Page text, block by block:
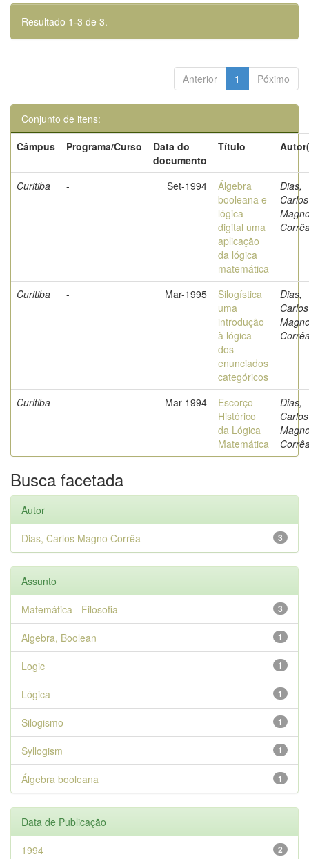
Resultado 1-3 de 3.
Anterior 1 Póximo
Conjunto de itens:
Câmpus
Programa/Curso
Data do
documento
Título
Curitiba - Set-1994
Álgebra
booleana e
lógica
digital uma
aplicação
da lógica
matemática
Dias,
Carlos
Curitiba - Mar-1995
Silogística
uma
introdução
à lógica
dos
enunciados
categóricos
Dias,
Carlos
Curitiba - Mar-1994
Escorço
Histórico
da Lógica
Matemática
Dias,
Carlos
Busca facetada
Autor
3
Dias, Carlos Magno Corrêa
Assunto
3
Matemática - Filosofia
1
Algebra, Boolean
1
Logic
1
Lógica
1
Silogismo
1
Syllogism
1
Álgebra booleana
Data de Publicação
2
1994